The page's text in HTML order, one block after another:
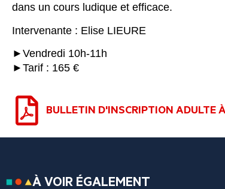
dans un cours ludique et efficace.
Intervenante : Elise LIEURE
►Vendredi 10h-11h
►Tarif : 165 €
BULLETIN D'INSCRIPTION ADULTE
À VOIR ÉGALEMENT